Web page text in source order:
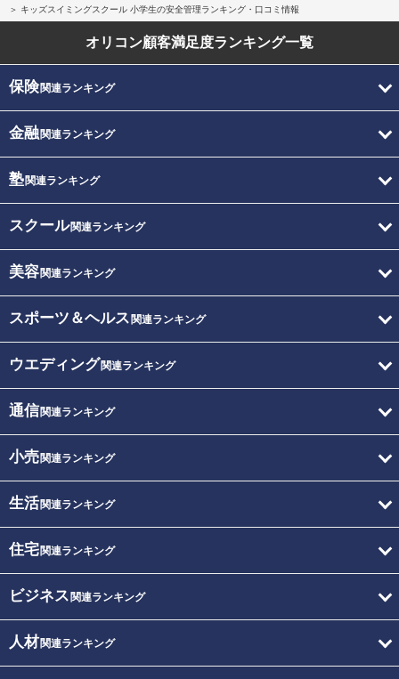
キッズスイミングスクール 小学生の安全管理ランキング・口コミ情報
オリコン顧客満足度ランキング一覧
保険関連ランキング
金融関連ランキング
塾関連ランキング
スクール関連ランキング
美容関連ランキング
スポーツ＆ヘルス 関連ランキング
ウエディング関連ランキング
通信関連ランキング
小売関連ランキング
生活関連ランキング
住宅関連ランキング
ビジネス 関連ランキング
人材関連ランキング